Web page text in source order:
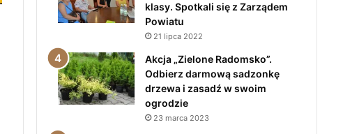
klasy. Spotkali się z Zarządem
Powiatu
21 lipca 2022
Akcja „Zielone Radomsko”.
Odbierz darmową sadzonkę
drzewa i zasadź w swoim
ogrodzie
23 marca 2023